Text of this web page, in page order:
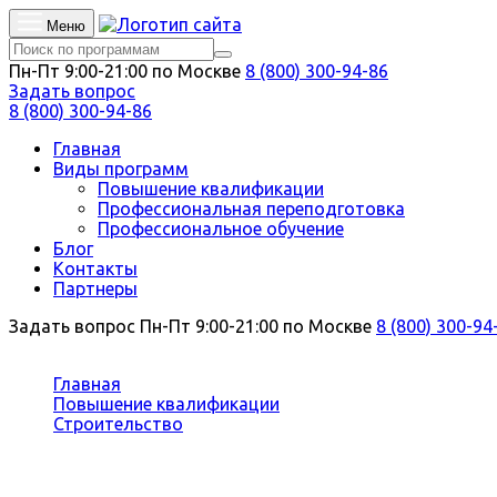
Меню
Пн-Пт 9:00-21:00 по Москве 8 (800) 300-94-86
Задать вопрос
8 (800) 300-94-86
Главная
Виды программ
Повышение квалификации
Профессиональная переподготовка
Профессиональное обучение
Блог
Контакты
Партнеры
Задать вопрос Пн-Пт 9:00-21:00 по Москве 8 (800) 300-
Главная
Повышение квалификации
Строительство